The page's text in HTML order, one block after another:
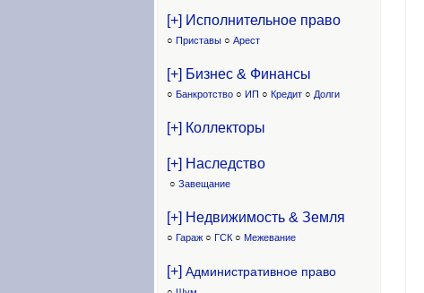
[+] Исполнительное право
○ Приставы ○ Арест
[+] Бизнес & Финансы
○ Банкротство ○ ИП ○ Кредит ○ Долги
[+] Коллекторы
[+] Наследство
○ Завещание
[+] Недвижимость & Земля
○ Гараж ○ ГСК ○ Межевание
[+] Административное право